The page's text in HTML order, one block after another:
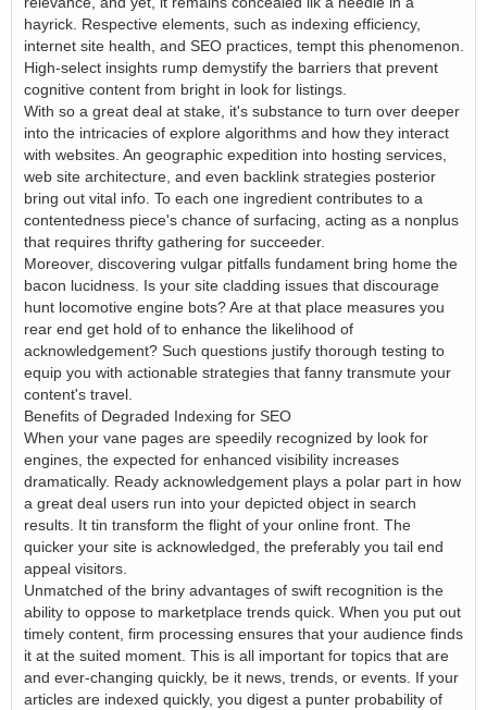
hayrick. Respective elements, such as indexing efficiency,
internet site health, and SEO practices, tempt this phenomenon.
High-select insights rump demystify the barriers that prevent
cognitive content from bright in look for listings.
With so a great deal at stake, it's substance to turn over deeper
into the intricacies of explore algorithms and how they interact
with websites. An geographic expedition into hosting services,
web site architecture, and even backlink strategies posterior
bring out vital info. To each one ingredient contributes to a
contentedness piece's chance of surfacing, acting as a nonplus
that requires thrifty gathering for succeeder.
Moreover, discovering vulgar pitfalls fundament bring home the
bacon lucidness. Is your site cladding issues that discourage
hunt locomotive engine bots? Are at that place measures you
rear end get hold of to enhance the likelihood of
acknowledgement? Such questions justify thorough testing to
equip you with actionable strategies that fanny transmute your
content's travel.
Benefits of Degraded Indexing for SEO
When your vane pages are speedily recognized by look for
engines, the expected for enhanced visibility increases
dramatically. Ready acknowledgement plays a polar part in how
a great deal users run into your depicted object in search
results. It tin transform the flight of your online front. The
quicker your site is acknowledged, the preferably you tail end
appeal visitors.
Unmatched of the briny advantages of swift recognition is the
ability to oppose to marketplace trends quick. When you put out
timely content, firm processing ensures that your audience finds
it at the suited moment. This is all important for topics that are
and ever-changing quickly, be it news, trends, or events. If your
articles are indexed quickly, you digest a punter probability of